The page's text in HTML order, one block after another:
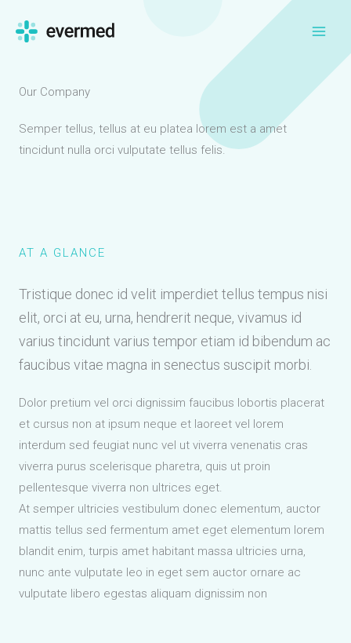
Our Company
Semper tellus, tellus at eu platea lorem est a amet
tincidunt nulla orci vulputate tellus felis.
AT A GLANCE
Tristique donec id velit imperdiet tellus tempus nisi
elit, orci at eu, urna, hendrerit neque, vivamus id
varius tincidunt varius tempor etiam id bibendum ac
faucibus vitae magna in senectus suscipit morbi.
Dolor pretium vel orci dignissim faucibus lobortis placerat
et cursus non at ipsum neque et laoreet vel lorem
interdum sed feugiat nunc vel ut viverra venenatis cras
viverra purus scelerisque pharetra, quis ut proin
pellentesque viverra non ultrices eget.
At semper ultricies vestibulum donec elementum, auctor
mattis tellus sed fermentum amet eget elementum lorem
blandit enim, turpis amet habitant massa ultricies urna,
nunc ante vulputate leo in eget sem auctor ornare ac
vulputate libero egestas aliquam dignissim non